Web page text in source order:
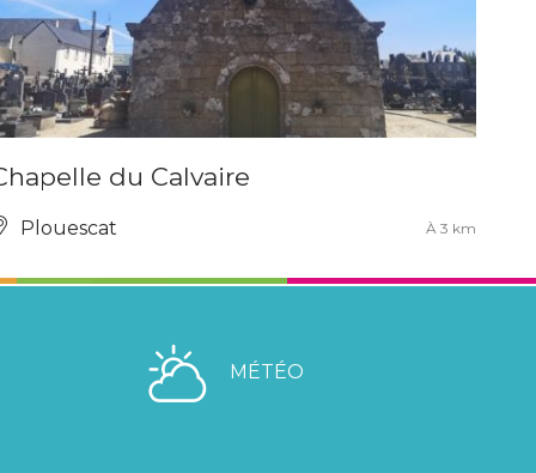
du Calvaire
Plouescat À 3 km
MÉTÉO